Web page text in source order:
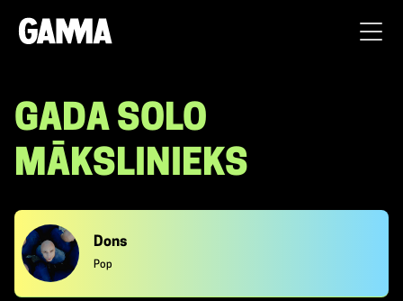
GADA SOLO
MĀKSLINIEKS
Dons
Pop